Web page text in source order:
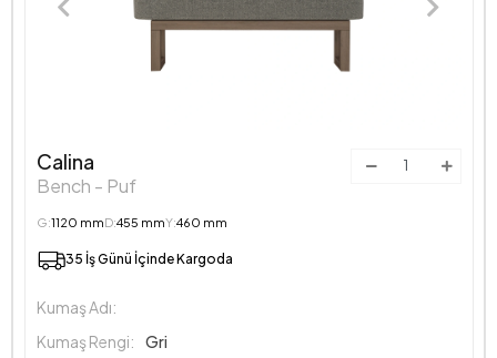
Calina
Bench - Puf
G:1120 mmD:455 mmY:460 mm
35 İş Günü İçinde Kargoda
Kumaş Adı:
Kumaş Rengi:
Gri